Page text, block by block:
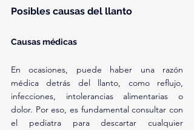
Posibles causas del llanto
Causas médicas
En ocasiones, puede haber una razón
médica detrás del llanto, como reflujo,
infecciones, intolerancias alimentarias o
dolor. Por eso, es fundamental consultar con
el pediatra para descartar cualquier